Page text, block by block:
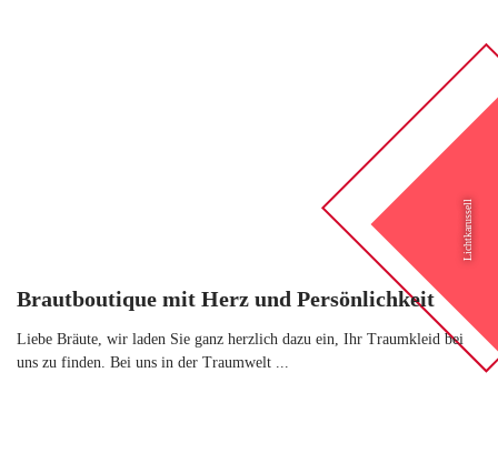
Lichtkarussell
Brautboutique mit Herz und Persönlichkeit
Liebe Bräute, wir laden Sie ganz herzlich dazu ein, Ihr Traumkleid bei
uns zu finden. Bei uns in der Traumwelt ...